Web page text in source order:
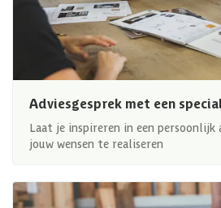
Adviesgesprek met een
Laat je inspireren in een persoonlijk
jouw wensen te realiseren